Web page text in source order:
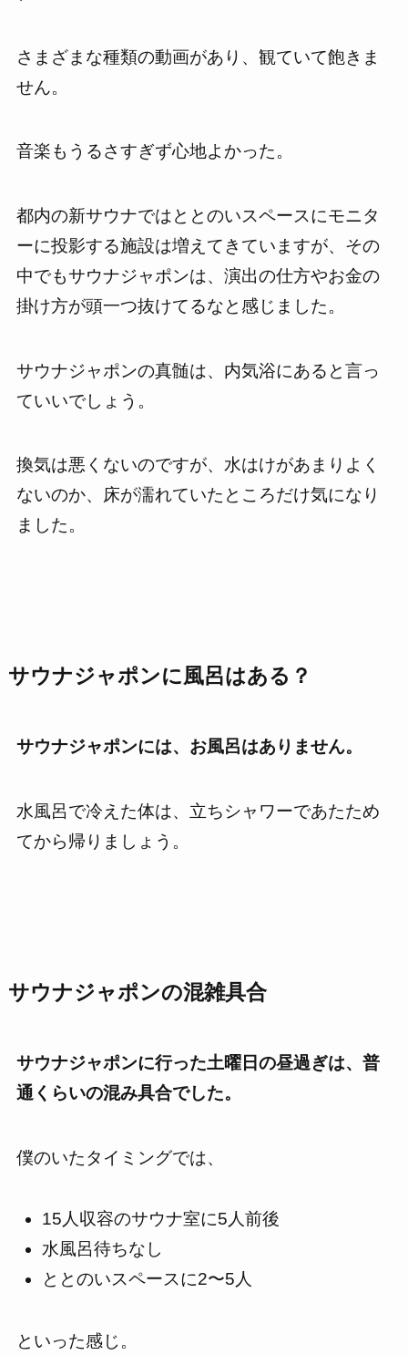
さまざまな種類の動画があり、観ていて飽きま
せん。
音楽もうるさすぎず心地よかった。
都内の新サウナではととのいスペースにモニタ
ーに投影する施設は増えてきていますが、その
中でもサウナジャポンは、演出の仕方やお金の
掛け方が頭一つ抜けてるなと感じました。
サウナジャポンの真髄は、内気浴にあると言っ
ていいでしょう。
換気は悪くないのですが、水はけがあまりよく
ないのか、床が濡れていたところだけ気になり
ました。
サウナジャポンに風呂はある？
サウナジャポンには、お風呂はありません。
水風呂で冷えた体は、立ちシャワーであたため
てから帰りましょう。
サウナジャポンの混雑具合
サウナジャポンに行った土曜日の昼過ぎは、普
通くらいの混み具合でした。
僕のいたタイミングでは、
15人収容のサウナ室に5人前後
水風呂待ちなし
ととのいスペースに2〜5人
といった感じ。